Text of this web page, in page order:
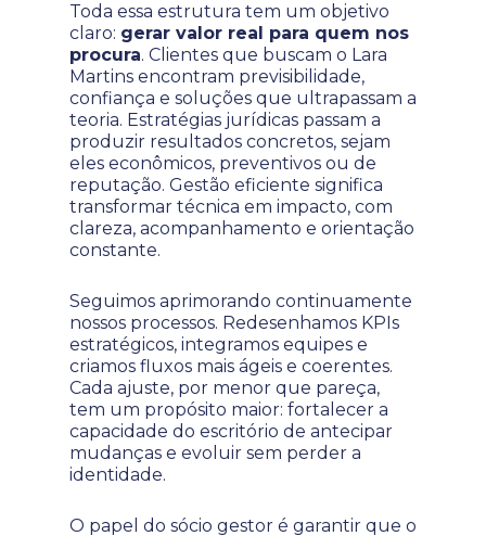
Toda essa estrutura tem um objetivo
claro: gerar valor real para quem nos
procura. Clientes que buscam o Lara
Martins encontram previsibilidade,
confiança e soluções que ultrapassam a
teoria. Estratégias jurídicas passam a
produzir resultados concretos, sejam
eles econômicos, preventivos ou de
reputação. Gestão eficiente significa
transformar técnica em impacto, com
clareza, acompanhamento e orientação
constante.
Seguimos aprimorando continuamente
nossos processos. Redesenhamos KPIs
estratégicos, integramos equipes e
criamos fluxos mais ágeis e coerentes.
Cada ajuste, por menor que pareça,
tem um propósito maior: fortalecer a
capacidade do escritório de antecipar
mudanças e evoluir sem perder a
identidade.
O papel do sócio gestor é garantir que o